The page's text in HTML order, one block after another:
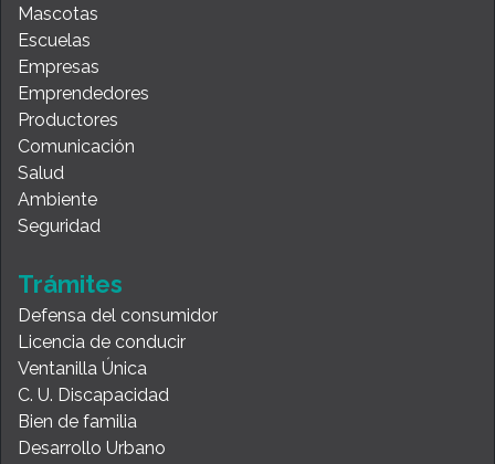
Mascotas
Escuelas
Empresas
Emprendedores
Productores
Comunicación
Salud
Ambiente
Seguridad
Trámites
Defensa del consumidor
Licencia de conducir
Ventanilla Única
C. U. Discapacidad
Bien de familia
Desarrollo Urbano